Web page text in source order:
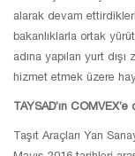
alarak devam
bakanlıklarla ortak
adına yapılan yurt
hizmet etmek üzere
TAYSAD’ın
Taşıt Araçları Yan